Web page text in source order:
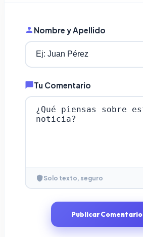
Nombre y Apellido
Tu Comentario
Solo texto, seguro
Publicar Comentario